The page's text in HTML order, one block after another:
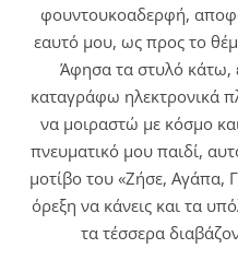
φουντουκοαδερφή,
εαυτό μου, ως προς το
Άφησα τα στυλό κάτω,
καταγράφω ηλεκτρονικά
να μοιραστώ με κόσμο
πνευματικό μου παιδί,
μοτίβο του «Ζήσε, Αγάπα,
όρεξη να κάνεις και τα
τα τέσσερα